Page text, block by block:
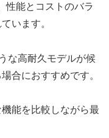
性能とコストのバラ
います。
な高耐久モデルが候
合におすすめです。
能を比較しながら最